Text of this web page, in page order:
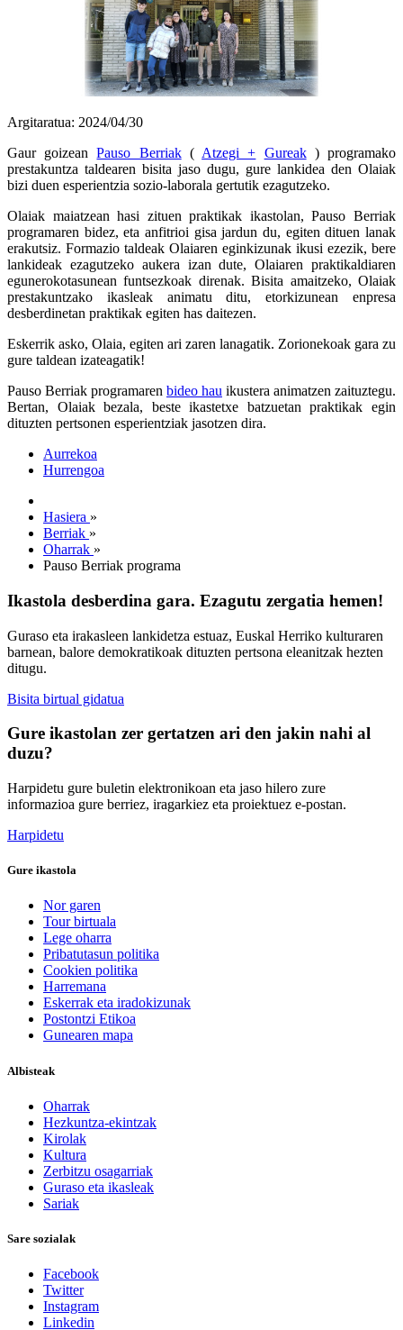
Argitaratua: 2024/04/30
Gaur goizeanPauso Berriak( Atzegi + Gureak) programako
prestakuntza taldearen bisita jaso dugu, gure lankidea den Olaiak
bizi duen esperientzia sozio-laborala gertutik ezagutzeko.
Olaiak maiatzean hasi zituen praktikak ikastolan, Pauso Berriak
programaren bidez, eta anfitrioi gisa jardun du, egiten dituen lanak
erakutsiz. Formazio taldeak Olaiaren eginkizunak ikusi ezezik, bere
lankideak ezagutzeko aukera izan dute, Olaiaren praktikaldiaren
egunerokotasunean funtsezkoak direnak. Bisita amaitzeko, Olaiak
prestakuntzako ikasleak animatu ditu, etorkizunean enpresa
desberdinetan praktikak egiten has daitezen.
Eskerrik asko, Olaia, egiten ari zaren lanagatik. Zorionekoak gara zu
gure taldean izateagatik!
Pauso Berriak programaren bideo hau ikustera animatzen zaituztegu.
Bertan, Olaiak bezala, beste ikastetxe batzuetan praktikak egin
dituzten pertsonen esperientziak jasotzen dira.
Aurrekoa
Hurrengoa
Hasiera »
Berriak »
Oharrak »
Pauso Berriak programa
Ikastola desberdina gara. Ezagutu zergatia hemen!
Guraso eta irakasleen lankidetza estuaz, Euskal Herriko kulturaren
barnean, balore demokratikoak dituzten pertsona eleanitzak hezten
ditugu.
Bisita birtual gidatua
Gure ikastolan zer gertatzen ari den jakin nahi al
duzu?
Harpidetu gure buletin elektronikoan eta jaso hilero zure
informazioa gure berriez, iragarkiez eta proiektuez e-postan.
Harpidetu
Gure ikastola
Nor garen
Tour birtuala
Lege oharra
Pribatutasun politika
Cookien politika
Harremana
Eskerrak eta iradokizunak
Postontzi Etikoa
Gunearen mapa
Albisteak
Oharrak
Hezkuntza-ekintzak
Kirolak
Kultura
Zerbitzu osagarriak
Guraso eta ikasleak
Sariak
Sare sozialak
Facebook
Twitter
Instagram
Linkedin